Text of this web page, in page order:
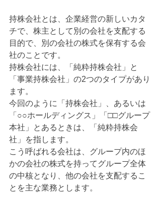
持株会社とは、企業経営の新しいカタ
チで、株主として別の会社を支配する
目的で、別の会社の株式を保有する会
社のことです。
持株会社には、「純粋持株会社」と
「事業持株会社」の2つのタイプがあり
ます。
今回のように「持株会社」、あるいは
「○○ホールディングス」「□□グループ
本社」とあるときは、「純粋持株会
社」を指します。
こう呼ばれる会社は、グループ内のほ
かの会社の株式を持ってグループ全体
の中核となり、他の会社を支配するこ
とを主な業務とします。